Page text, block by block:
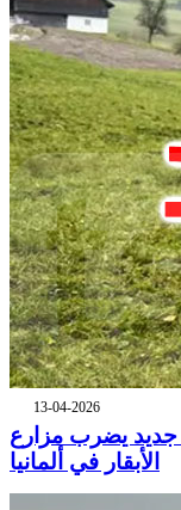
13-04-2026
جديد يضرب مزارع
الأبقار في ألمانيا